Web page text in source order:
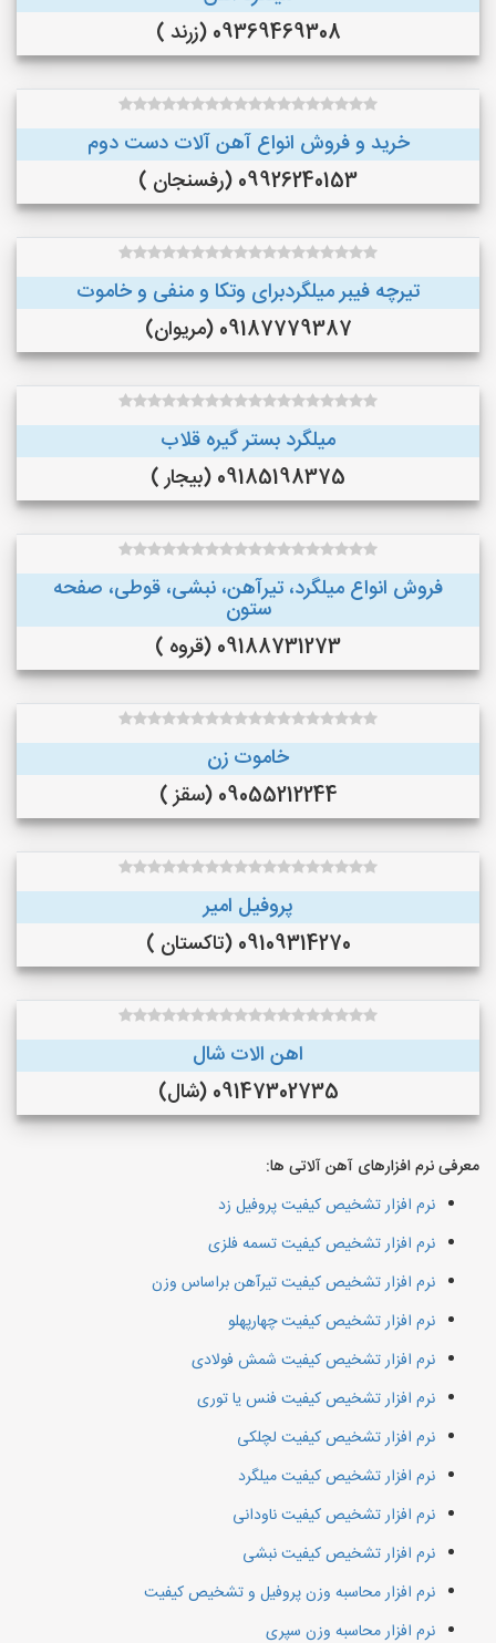
09369469308 (زرند )
خرید و فروش انواع آهن آلات دست دوم
09926240153 (رفسنجان )
تیرچه فیبر میلگردبرای وتکا و منفی و خاموت
09187779387 (مریوان)
میلگرد بستر گیره قلاب
09185198375 (بیجار )
فروش انواع میلگرد، تیرآهن، نبشی، قوطی، صفحه
ستون
09188731273 (قروه )
خاموت زن
09055212244 (سقز )
پروفیل امیر
09109314270 (تاکستان )
اهن الات شال
09147302735 (شال)
معرفی نرم افزارهای آهن آلاتی ها:
نرم افزار تشخیص کیفیت پروفیل زد
نرم افزار تشخیص کیفیت تسمه فلزی
نرم افزار تشخیص کیفیت تیرآهن براساس وزن
نرم افزار تشخیص کیفیت چهارپهلو
نرم افزار تشخیص کیفیت شمش فولادی
نرم افزار تشخیص کیفیت فنس یا توری
نرم افزار تشخیص کیفیت لچلکی
نرم افزار تشخیص کیفیت میلگرد
نرم افزار تشخیص کیفیت ناودانی
نرم افزار تشخیص کیفیت نبشی
نرم افزار محاسبه وزن پروفیل و تشخیص کیفیت
نرم افزار محاسبه وزن سپری